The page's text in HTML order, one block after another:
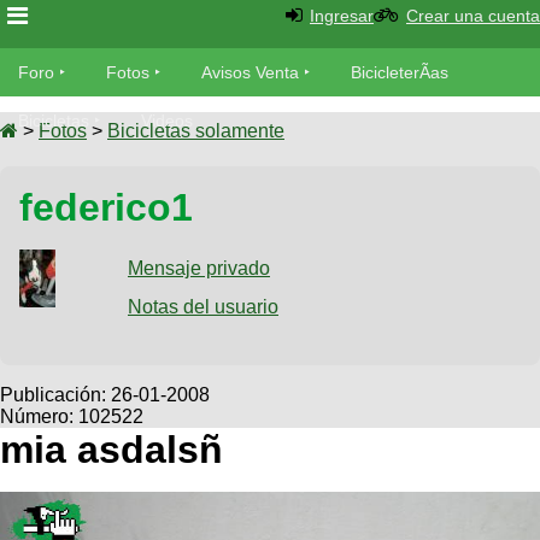
Foro
Foro
MecÃ¡nica
Fotos
SUBÃ
Galeria
Bicicletas
Viajes
Descenso
Dirt
Avisos
Ventas
SUBÃ
Buscar
Ultimos
Fotos
BicicleterÃ­
Bicicletas
Tandem
Videos
Cicloturismo
Ingresar Crear una cuenta
Foro Fotos Avisos Venta BicicleterÃ­as
Bicicletas Videos
> Fotos > Bicicletas solamente
federico1
Mensaje privado
Notas del usuario
Publicación: 26-01-2008
Número: 102522
mia asdalsñ